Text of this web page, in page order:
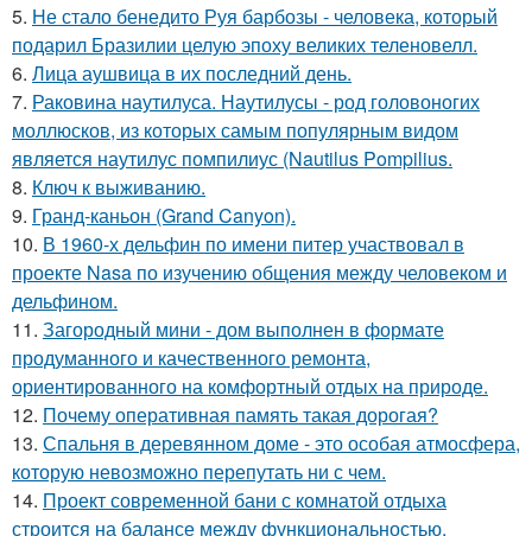
5. Не стало бенедито Руя барбозы - человека, который
подарил Бразилии целую эпоху великих теленовелл.
6. Лица аушвица в их последний день.
7. Раковина наутилуса. Наутилусы - род головоногих
моллюсков, из которых самым популярным видом
является наутилус помпилиус (Nautilus Pompilius.
8. Ключ к выживанию.
9. Гранд-каньон (Grand Canyon).
10. В 1960-х дельфин по имени питер участвовал в
проекте Nasa по изучению общения между человеком и
дельфином.
11. Загородный мини - дом выполнен в формате
продуманного и качественного ремонта,
ориентированного на комфортный отдых на природе.
12. Почему оперативная память такая дорогая?
13. Спальня в деревянном доме - это особая атмосфера,
которую невозможно перепутать ни с чем.
14. Проект современной бани с комнатой отдыха
строится на балансе между функциональностью,